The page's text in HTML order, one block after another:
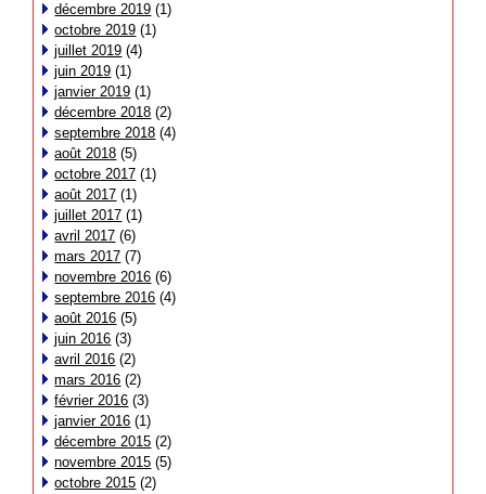
décembre 2019 (1)
octobre 2019 (1)
juillet 2019 (4)
juin 2019 (1)
janvier 2019 (1)
décembre 2018 (2)
septembre 2018 (4)
août 2018 (5)
octobre 2017 (1)
août 2017 (1)
juillet 2017 (1)
avril 2017 (6)
mars 2017 (7)
novembre 2016 (6)
septembre 2016 (4)
août 2016 (5)
juin 2016 (3)
avril 2016 (2)
mars 2016 (2)
février 2016 (3)
janvier 2016 (1)
décembre 2015 (2)
novembre 2015 (5)
octobre 2015 (2)